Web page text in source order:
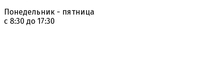
Понедельник - пятница
с 8:30 до 17:30